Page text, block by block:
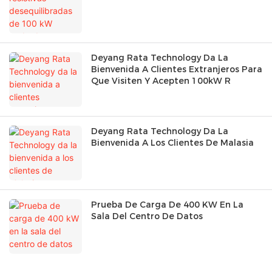
Deyang Rata Technology Da La
Bienvenida A Clientes Extranjeros Para
Que Visiten Y Acepten 100kW R
Deyang Rata Technology Da La
Bienvenida A Los Clientes De Malasia
Prueba De Carga De 400 KW En La
Sala Del Centro De Datos